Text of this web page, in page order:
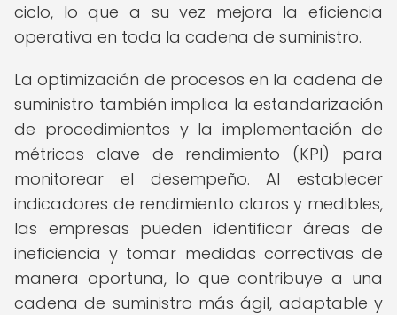
ciclo, lo que a su vez mejora la eficiencia
operativa en toda la cadena de suministro.
La optimización de procesos en la cadena de
suministro también implica la estandarización
de procedimientos y la implementación de
métricas clave de rendimiento (KPI) para
monitorear el desempeño. Al establecer
indicadores de rendimiento claros y medibles,
las empresas pueden identificar áreas de
ineficiencia y tomar medidas correctivas de
manera oportuna, lo que contribuye a una
cadena de suministro más ágil, adaptable y